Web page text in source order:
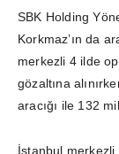
SBK Holding
Korkmaz’ın da
merkezli 4 ilde
gözaltına
aracığı ile 132
İstanbul merkezli